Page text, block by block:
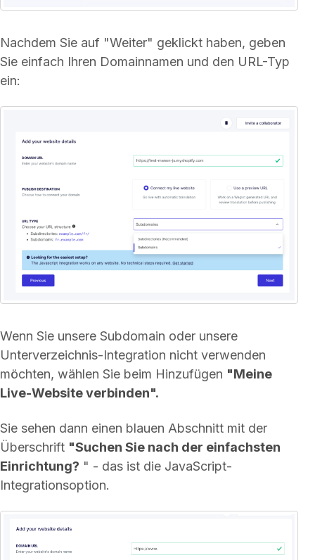
Nachdem Sie auf "Weiter" geklickt haben, geben
Sie einfach Ihren Domainnamen und den URL-Typ
ein:
Wenn Sie unsere Subdomain oder unsere
Unterverzeichnis-Integration nicht verwenden
möchten, wählen Sie beim Hinzufügen "Meine
Live-Website verbinden".
Sie sehen dann einen blauen Abschnitt mit der
Überschrift "Suchen Sie nach der einfachsten
Einrichtung? " - das ist die JavaScript-
Integrationsoption.